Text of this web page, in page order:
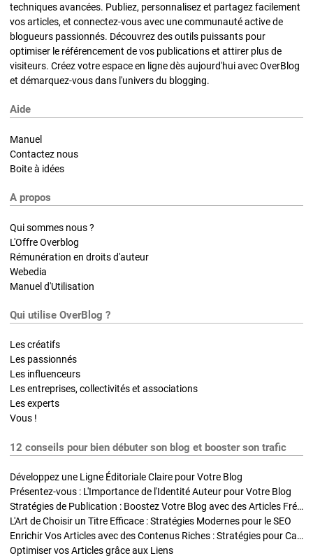
techniques avancées. Publiez, personnalisez et partagez facilement
vos articles, et connectez-vous avec une communauté active de
blogueurs passionnés. Découvrez des outils puissants pour
optimiser le référencement de vos publications et attirer plus de
visiteurs. Créez votre espace en ligne dès aujourd'hui avec OverBlog
et démarquez-vous dans l'univers du blogging.
Aide
Manuel
Contactez nous
Boite à idées
A propos
Qui sommes nous ?
L'Offre Overblog
Rémunération en droits d'auteur
Webedia
Manuel d'Utilisation
Qui utilise OverBlog ?
Les créatifs
Les passionnés
Les influenceurs
Les entreprises, collectivités et associations
Les experts
Vous !
12 conseils pour bien débuter son blog et booster son trafic
Développez une Ligne Éditoriale Claire pour Votre Blog
Présentez-vous : L'Importance de l'Identité Auteur pour Votre Blog
Stratégies de Publication : Boostez Votre Blog avec des Articles Fréquents et Exclusifs
L'Art de Choisir un Titre Efficace : Stratégies Modernes pour le SEO
Enrichir Vos Articles avec des Contenus Riches : Stratégies pour Captiver et Optimiser
Optimiser vos Articles grâce aux Liens